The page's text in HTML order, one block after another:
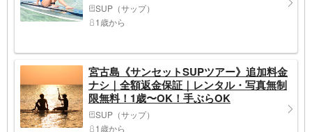
SUP（サップ）
1歳から
宮古島《サンセットSUPツアー》追加料金
ナシ｜全額返金保証｜レンタル・写真無制
限無料！1歳〜OK！手ぶらOK
SUP（サップ）
1歳から